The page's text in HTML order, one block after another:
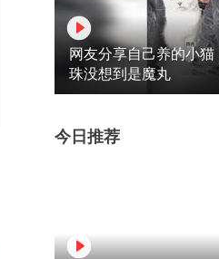
网友分享自己养的小
珠没想到是魔丸
今日推荐